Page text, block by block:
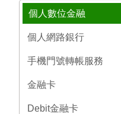
個人數位金融
個人網路銀行
手機門號轉帳服務
金融卡
Debit金融卡